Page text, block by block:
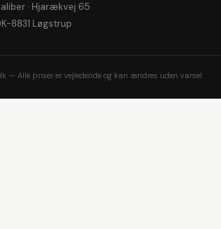
· Hjarækvej 65
8831 Løgstrup
— Alle priser er vejledende og kan ændres uden varsel.